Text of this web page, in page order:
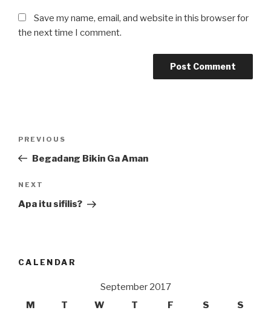
Save my name, email, and website in this browser for
the next time I comment.
Previous
Post
PREVIOUS
Begadang Bikin Ga Aman
Next
Post
NEXT
Apa itu sifilis?
CALENDAR
September 2017
M
T W T F S S